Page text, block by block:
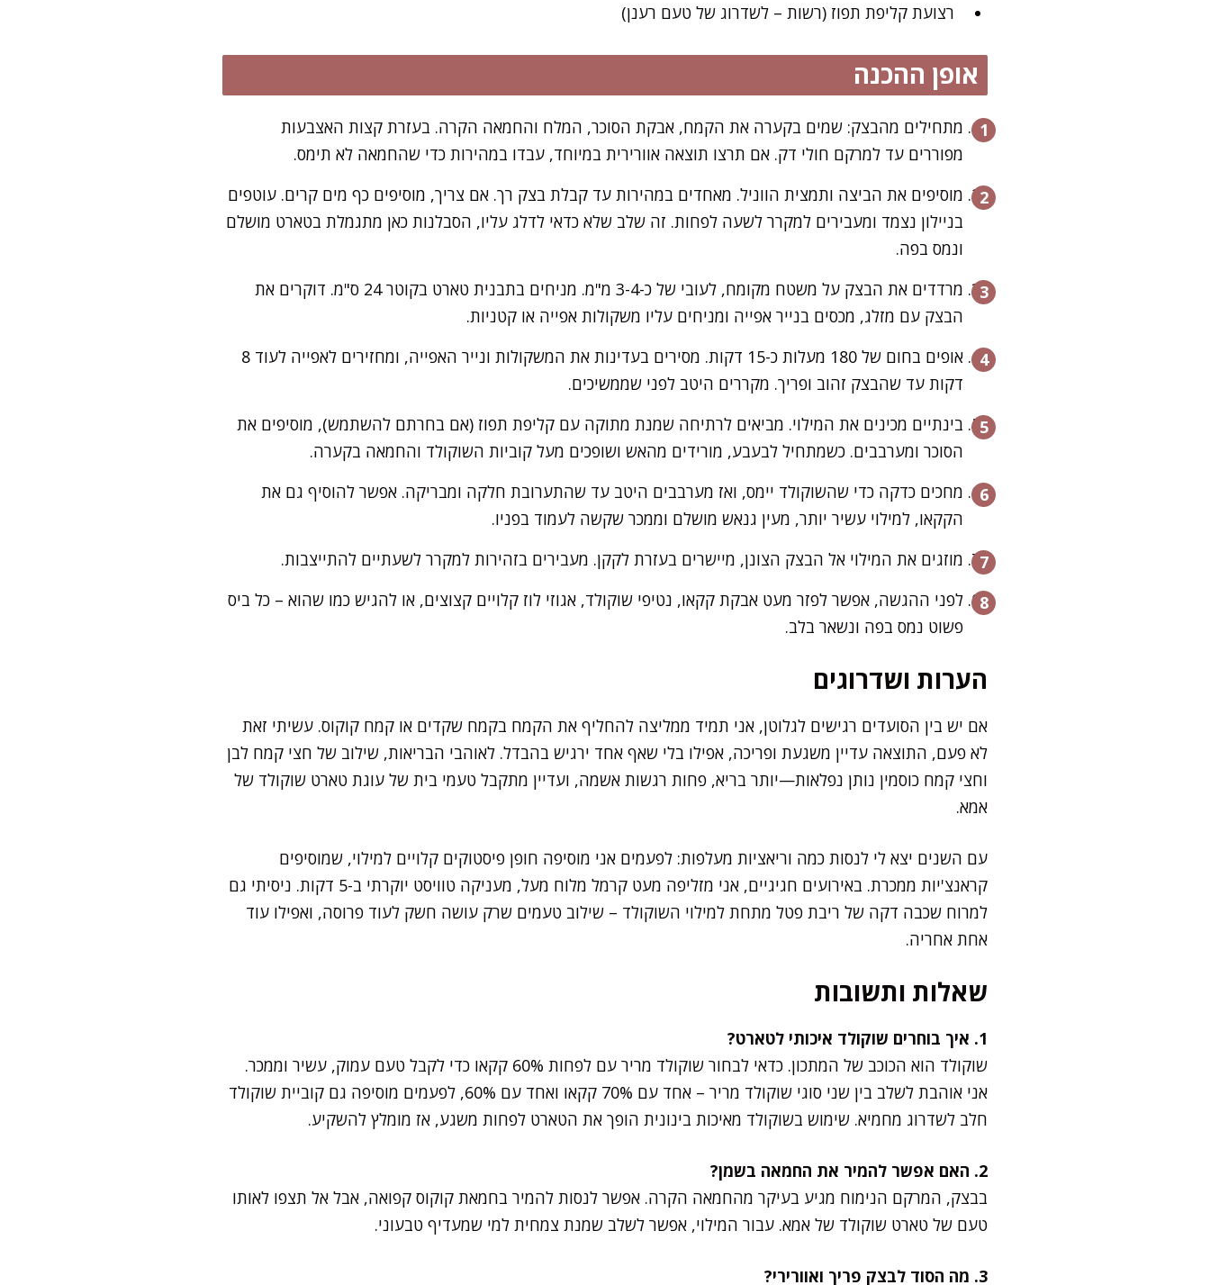
רצועת קליפת תפוז (רשות – לשדרוג של טעם רענן)
אופן ההכנה
מתחילים מהבצק: שמים בקערה את הקמח, אבקת הסוכר, המלח והחמאה הקרה. בעזרת קצות האצבעות
מפוררים עד למרקם חולי דק. אם תרצו תוצאה אוורירית במיוחד, עבדו במהירות כדי שהחמאה לא תימס.
מוסיפים את הביצה ותמצית הווניל. מאחדים במהירות עד קבלת בצק רך. אם צריך, מוסיפים כף מים קרים. עוטפים
בניילון נצמד ומעבירים למקרר לשעה לפחות. זה שלב שלא כדאי לדלג עליו, הסבלנות כאן מתגמלת בטארט מושלם
ונמס בפה.
מרדדים את הבצק על משטח מקומח, לעובי של כ-3-4 מ"מ. מניחים בתבנית טארט בקוטר 24 ס"מ. דוקרים את
הבצק עם מזלג, מכסים בנייר אפייה ומניחים עליו משקולות אפייה או קטניות.
אופים בחום של 180 מעלות כ-15 דקות. מסירים בעדינות את המשקולות ונייר האפייה, ומחזירים לאפייה לעוד 8
דקות עד שהבצק זהוב ופריך. מקררים היטב לפני שממשיכים.
בינתיים מכינים את המילוי. מביאים לרתיחה שמנת מתוקה עם קליפת תפוז (אם בחרתם להשתמש), מוסיפים את
הסוכר ומערבבים. כשמתחיל לבעבע, מורידים מהאש ושופכים מעל קוביות השוקולד והחמאה בקערה.
מחכים כדקה כדי שהשוקולד יימס, ואז מערבבים היטב עד שהתערובת חלקה ומבריקה. אפשר להוסיף גם את
הקקאו, למילוי עשיר יותר, מעין גנאש מושלם וממכר שקשה לעמוד בפניו.
מוזגים את המילוי אל הבצק הצונן, מיישרים בעזרת לקקן. מעבירים בזהירות למקרר לשעתיים להתייצבות.
לפני ההגשה, אפשר לפזר מעט אבקת קקאו, נטיפי שוקולד, אגוזי לוז קלויים קצוצים, או להגיש כמו שהוא – כל ביס
פשוט נמס בפה ונשאר בלב.
הערות ושדרוגים
אם יש בין הסועדים רגישים לגלוטן, אני תמיד ממליצה להחליף את הקמח בקמח שקדים או קמח קוקוס. עשיתי זאת
לא פעם, התוצאה עדיין משגעת ופריכה, אפילו בלי שאף אחד ירגיש בהבדל. לאוהבי הבריאות, שילוב של חצי קמח לבן
וחצי קמח כוסמין נותן נפלאות—יותר בריא, פחות רגשות אשמה, ועדיין מתקבל טעמי בית של עוגת טארט שוקולד של
אמא.
עם השנים יצא לי לנסות כמה וריאציות מעלפות: לפעמים אני מוסיפה חופן פיסטוקים קלויים למילוי, שמוסיפים
קראנצ'יות ממכרת. באירועים חגיגיים, אני מזליפה מעט קרמל מלוח מעל, מעניקה טוויסט יוקרתי ב-5 דקות. ניסיתי גם
למרוח שכבה דקה של ריבת פטל מתחת למילוי השוקולד – שילוב טעמים שרק עושה חשק לעוד פרוסה, ואפילו עוד
אחת אחריה.
שאלות ותשובות
1. איך בוחרים שוקולד איכותי לטארט?
שוקולד הוא הכוכב של המתכון. כדאי לבחור שוקולד מריר עם לפחות 60% קקאו כדי לקבל טעם עמוק, עשיר וממכר.
אני אוהבת לשלב בין שני סוגי שוקולד מריר – אחד עם 70% קקאו ואחד עם 60%, לפעמים מוסיפה גם קוביית שוקולד
חלב לשדרוג מחמיא. שימוש בשוקולד מאיכות בינונית הופך את הטארט לפחות משגע, אז מומלץ להשקיע.
2. האם אפשר להמיר את החמאה בשמן?
בבצק, המרקם הנימוח מגיע בעיקר מהחמאה הקרה. אפשר לנסות להמיר בחמאת קוקוס קפואה, אבל אל תצפו לאותו
טעם של טארט שוקולד של אמא. עבור המילוי, אפשר לשלב שמנת צמחית למי שמעדיף טבעוני.
3. מה הסוד לבצק פריך ואוורירי?